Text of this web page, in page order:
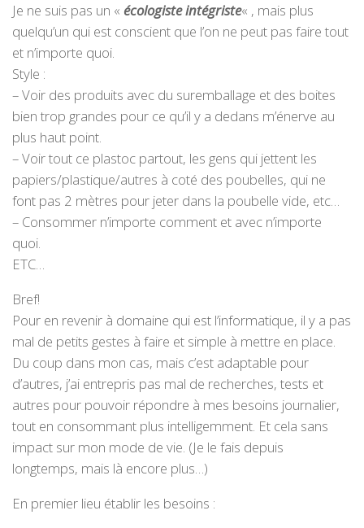
Je ne suis pas un « écologiste intégriste« , mais plus
quelqu’un qui est conscient que l’on ne peut pas faire tout
et n’importe quoi.
Style :
– Voir des produits avec du suremballage et des boites
bien trop grandes pour ce qu’il y a dedans m’énerve au
plus haut point.
– Voir tout ce plastoc partout, les gens qui jettent les
papiers/plastique/autres à coté des poubelles, qui ne
font pas 2 mètres pour jeter dans la poubelle vide, etc…
– Consommer n’importe comment et avec n’importe
quoi.
ETC…
Bref!
Pour en revenir à domaine qui est l’informatique, il y a pas
mal de petits gestes à faire et simple à mettre en place.
Du coup dans mon cas, mais c’est adaptable pour
d’autres, j’ai entrepris pas mal de recherches, tests et
autres pour pouvoir répondre à mes besoins journalier,
tout en consommant plus intelligemment. Et cela sans
impact sur mon mode de vie. (Je le fais depuis
longtemps, mais là encore plus…)
En premier lieu établir les besoins :